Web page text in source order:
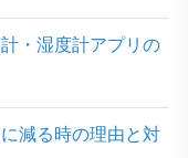
・湿度計アプリの
減る時の理由と対